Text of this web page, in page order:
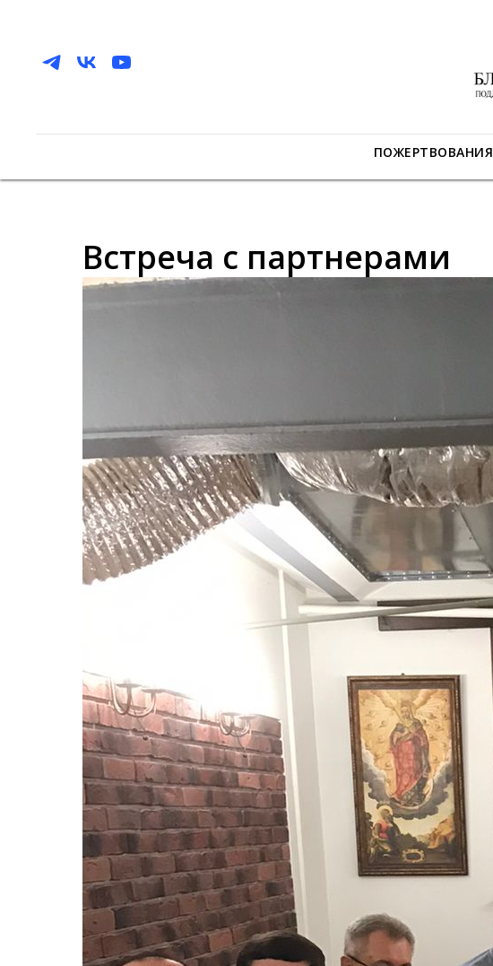
ПОЖЕРТВОВАНИЯ
Встреча с партнерами